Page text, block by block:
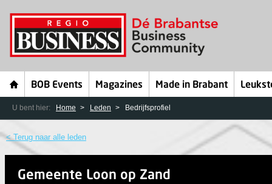
BOB Events Magazines Made in Brabant
U bent hier: Home Leden Bedrijfsprofiel
< Terug naar alle leden
Gemeente Loon op Zand